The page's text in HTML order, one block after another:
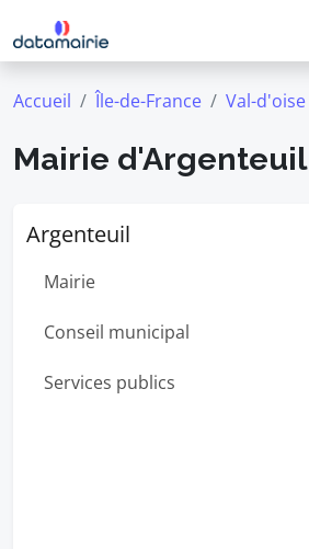
Accueil Île-de-France Val-d'oise
Mairie d'Argenteuil
Argenteuil
Mairie
Conseil municipal
Services publics